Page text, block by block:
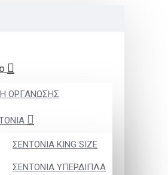
ΟΡΓΑΝΩΣΗΣ
ΣΕΝΤΟΝΙΑ KING SIZE
ΣΕΝΤΟΝΙΑ ΥΠΕΡΔΙΠΛΑ